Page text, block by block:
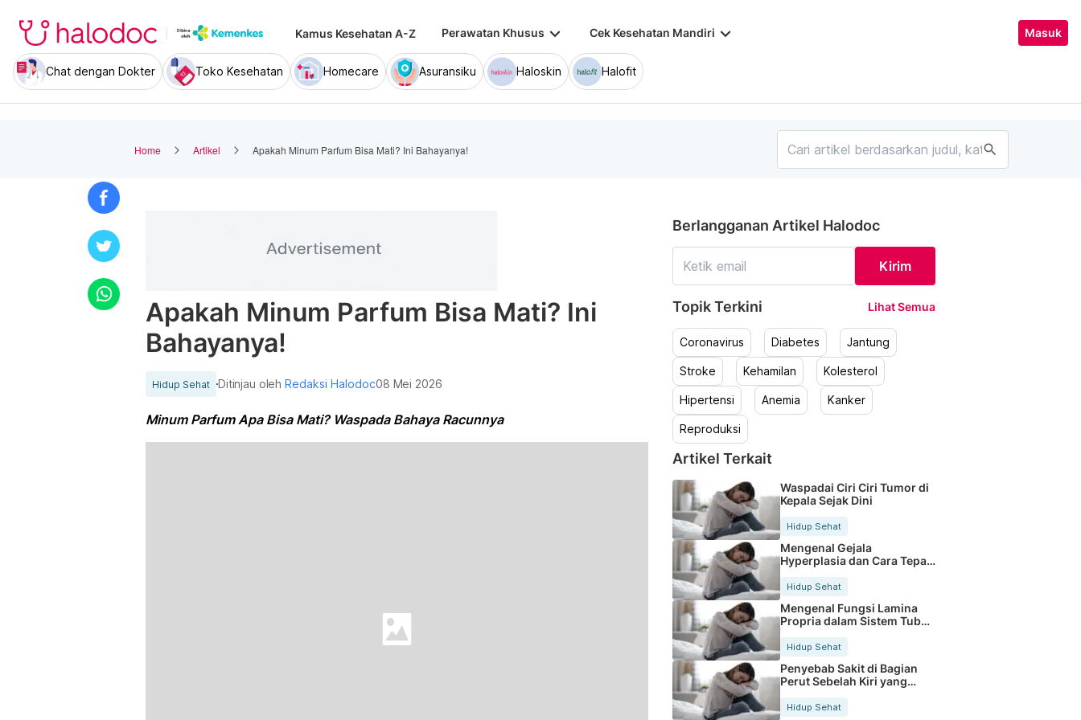
Kamus Kesehatan A-Z Perawatan Khusus keyboard_arrow_down Cek Kesehatan Mandiri keyboard_arrow_down Masuk
Chat dengan Dokter Toko Kesehatan Homecare Asuransiku Haloskin Halofit
Home Artikel Apakah Minum Parfum Bisa Mati? Ini Bahayanya! search
Apakah Minum Parfum Bisa Mati? Ini
Bahayanya!
Hidup Sehat Ditinjau olehRedaksi Halodoc08 Mei 2026
Minum Parfum Apa Bisa Mati? Waspada Bahaya Racunnya
Berlangganan Artikel Halodoc
Kirim
Topik Terkini Lihat Semua
Coronavirus Diabetes Jantung
Stroke Kehamilan Kolesterol
Hipertensi Anemia Kanker
Reproduksi
Artikel Terkait
Waspadai Ciri Ciri Tumor di
Kepala Sejak Dini
Hidup Sehat
Mengenal Gejala
Hyperplasia dan Cara Tepat
Hidup Sehat
Mengenal Fungsi Lamina
Propria dalam Sistem Tubuh
Hidup Sehat
Penyebab Sakit di Bagian
Perut Sebelah Kiri yang
Hidup Sehat